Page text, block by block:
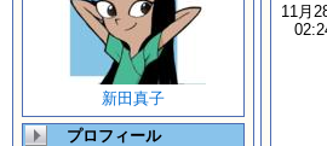
新田真子
プロフィール
11月